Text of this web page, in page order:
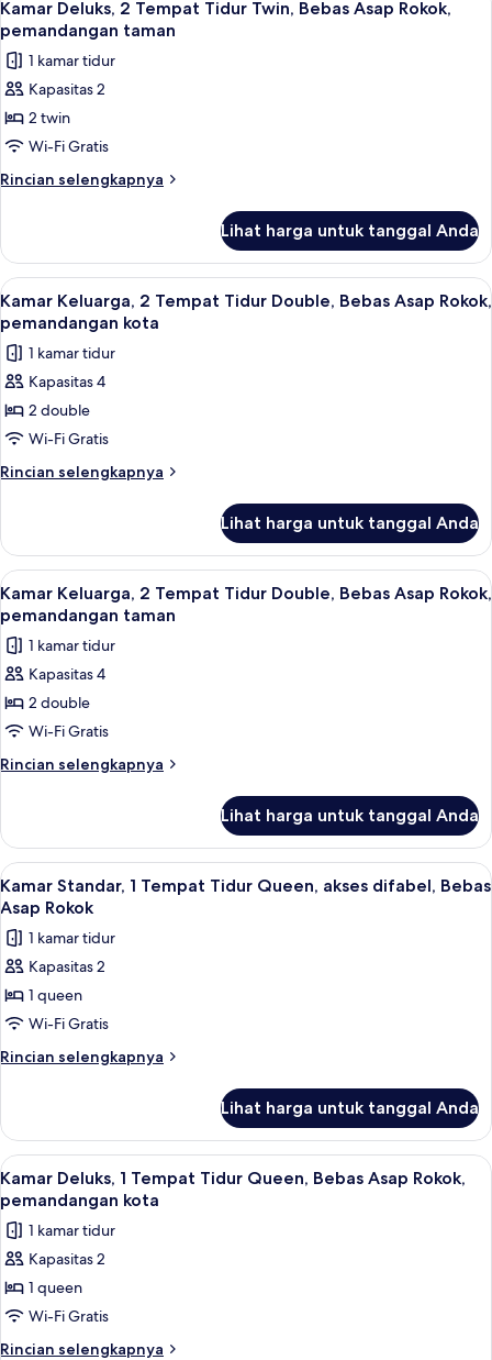
Rokok,
pemandangan
kota
Tempat
Tidur
Twin,
Bebas
Rokok,
pemandangan
semua
foto
untuk
Kamar
Deluks,
2
Tempat
Bebas
Asap
Rokok,
pemandangan
taman
Kamar Deluks, 2 Tempat Tidur Twin, Bebas Asap Rokok,
pemandangan taman
1 kamar tidur
Kapasitas 2
2 twin
Wi-Fi Gratis
Rincian selengkapnya
Rincian
Kamar
Deluks,
2
Tempat
Tidur
Twin,
Bebas
Rokok,
pemandangan
Lihat harga untuk tanggal Anda
Lihat
semua
foto
untuk
Kamar
Keluarga,
2
Tempat
Bebas
Asap
Rokok,
pemandangan
kota
Kamar Keluarga, 2 Tempat Tidur
4
Kamar Keluarga, 2 Tempat Tidur Double, Bebas Asap Rokok,
pemandangan kota
1 kamar tidur
Kapasitas 4
2 double
Wi-Fi Gratis
Rincian selengkapnya
Rincian
Kamar
Keluarga,
2
Tempat
Tidur
Double,
Bebas
Rokok,
pemandangan
Lihat harga untuk tanggal Anda
Lihat
semua
foto
untuk
Kamar
Keluarga,
2
Tempat
Bebas
Asap
Rokok,
pemandangan
taman
Kamar Keluarga, 2 Tempat Tidur
3
Kamar Keluarga, 2 Tempat Tidur Double, Bebas Asap Rokok,
pemandangan taman
1 kamar tidur
Kapasitas 4
2 double
Wi-Fi Gratis
Rincian selengkapnya
Rincian
Kamar
Keluarga,
2
Tempat
Tidur
Double,
Bebas
Rokok,
pemandangan
Lihat harga untuk tanggal Anda
Lihat
semua
foto
untuk
Kamar
Standar,
1
Tempat
akses
difabel,
Bebas
Asap
Rokok
Kamar Standar, 1 Tempat Tidur
3
Kamar Standar, 1 Tempat Tidur Queen, akses difabel, Bebas
Asap Rokok
1 kamar tidur
Kapasitas 2
1 queen
Wi-Fi Gratis
Rincian selengkapnya
Rincian
Kamar
Standar,
1
Tempat
Tidur
Queen,
akses
difabel,
Bebas
Asap
Lihat harga untuk tanggal Anda
Lihat
semua
foto
untuk
Kamar
Deluks,
1
Tempat
Seprai premium, isi minibar gratis,
3
Kamar Deluks, 1 Tempat Tidur Queen, Bebas Asap Rokok,
pemandangan kota
1 kamar tidur
Kapasitas 2
1 queen
Wi-Fi Gratis
Rincian selengkapnya
Rincian